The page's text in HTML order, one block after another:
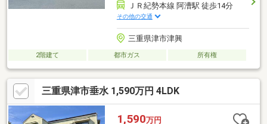
ＪＲ紀勢本線 阿漕駅 徒歩14分
その他の交通
三重県津市津興
2階建て 都市ガス 所有権
三重県津市垂水 1,590万円 4LDK
1,590万円